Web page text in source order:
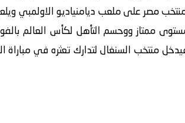
السنفال منتخب مصر على ملعب ديامنياديو
ممتاز ووحسم التأهل لكأس العالم
منتخب السنغال لتدارك تعثره في مباراة